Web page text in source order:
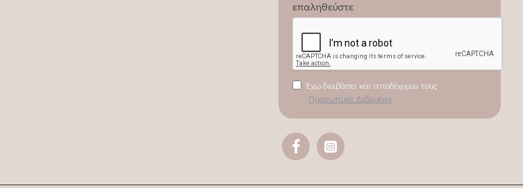
επαληθεύστε
Έχω διαβάσει και αποδέχομαι τους
Προσωπικά Δεδομένα